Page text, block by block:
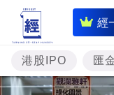
經
即
時
財
經
港股IPO 匯